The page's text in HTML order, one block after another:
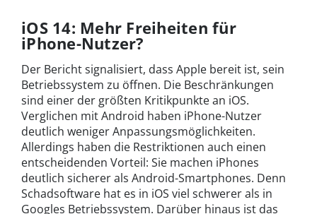
iOS 14: Mehr Freiheiten für
iPhone-Nutzer?
Der Bericht signalisiert, dass Apple bereit ist, sein
Betriebssystem zu öffnen. Die Beschränkungen
sind einer der größten Kritikpunkte an iOS.
Verglichen mit Android haben iPhone-Nutzer
deutlich weniger Anpassungsmöglichkeiten.
Allerdings haben die Restriktionen auch einen
entscheidenden Vorteil: Sie machen iPhones
deutlich sicherer als Android-Smartphones. Denn
Schadsoftware hat es in iOS viel schwerer als in
Googles Betriebssystem. Darüber hinaus ist das